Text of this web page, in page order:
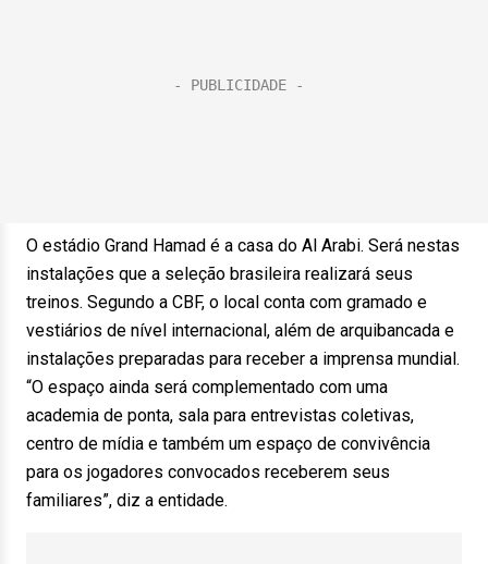
O estádio Grand Hamad é a casa do Al Arabi. Será nestas
instalações que a seleção brasileira realizará seus
treinos. Segundo a CBF, o local conta com gramado e
vestiários de nível internacional, além de arquibancada e
instalações preparadas para receber a imprensa mundial.
“O espaço ainda será complementado com uma
academia de ponta, sala para entrevistas coletivas,
centro de mídia e também um espaço de convivência
para os jogadores convocados receberem seus
familiares”, diz a entidade.